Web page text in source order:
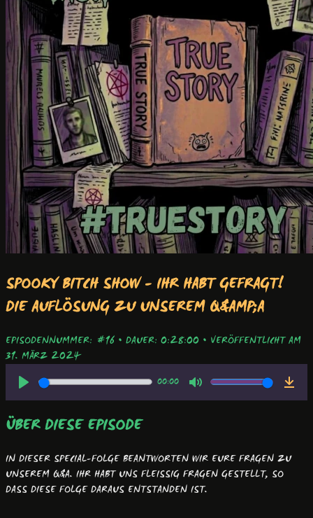
SPOOKY BITCH SHOW - IHR HABT GEFRAGT!
DIE AUFLÖSUNG ZU UNSEREM Q&AMP;A
EPISODENNUMMER: #16 • DAUER: 0:28:00 • VERÖFFENTLICHT AM
31. MÄRZ 2024
00:00
ÜBER DIESE EPISODE
IN DIESER SPECIAL-FOLGE BEANTWORTEN WIR EURE FRAGEN ZU
UNSEREM Q&A. IHR HABT UNS FLEISSIG FRAGEN GESTELLT, SO D
ASS DIESE FOLGE DARAUS ENTSTANDEN IST.